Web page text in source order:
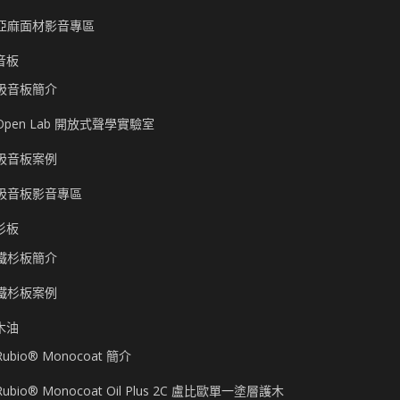
麻面材影音專區
板
音板簡介
Lab 開放式聲學實驗室
音板案例
音板影音專區
板
杉板簡介
杉板案例
油
Monocoat 簡介
Monocoat Oil Plus 2C 盧比歐單一塗層護木